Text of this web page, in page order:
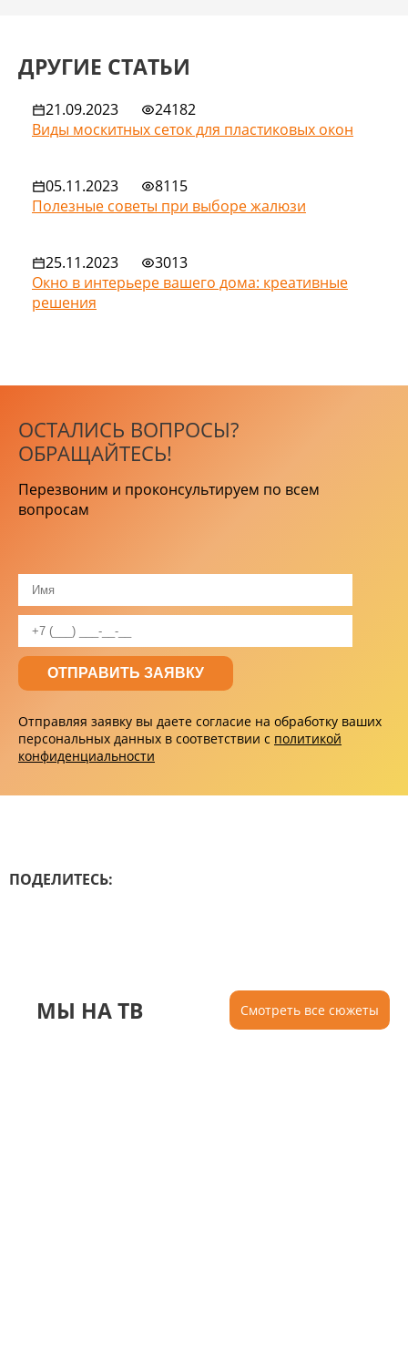
ДРУГИЕ СТАТЬИ
21.09.2023
24182
Виды москитных сеток для пластиковых окон
05.11.2023
8115
Полезные советы при выборе жалюзи
25.11.2023
3013
Окно в интерьере вашего дома: креативные
решения
ОСТАЛИСЬ ВОПРОСЫ?
ОБРАЩАЙТЕСЬ!
Перезвоним и проконсультируем по всем
вопросам
Отправляя заявку вы даете согласие на обработку ваших
персональных данных в соответствии с политикой
конфиденциальности
ПОДЕЛИТЕСЬ:
МЫ НА ТВ Смотреть все сюжеты